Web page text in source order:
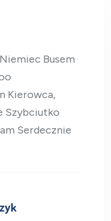
Busem
Kierowca,
Szybciutko
Serdecznie